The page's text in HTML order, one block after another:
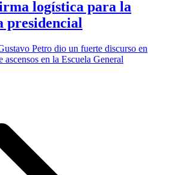
logística para la
presidencial